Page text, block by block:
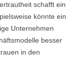
schafft ein
könnte ein
Unternehmen
besser
in den